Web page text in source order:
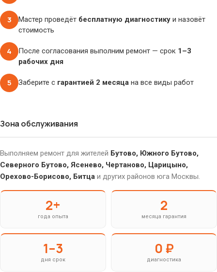
3 Мастер проведёт бесплатную диагностику и назовёт
стоимость
4 После согласования выполним ремонт — срок 1–3
рабочих дня
5 Заберите с гарантией 2 месяца на все виды работ
Зона обслуживания
Выполняем ремонт для жителей Бутово, Южного Бутово,
Северного Бутово, Ясенево, Чертаново, Царицыно,
Орехово-Борисово, Битца и других районов юга Москвы.
2+
года опыта
2
месяца гарантия
1–3
дня срок
0 ₽
диагностика